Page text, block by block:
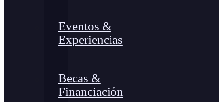
Eventos &
Experiencias
Becas &
Financiación